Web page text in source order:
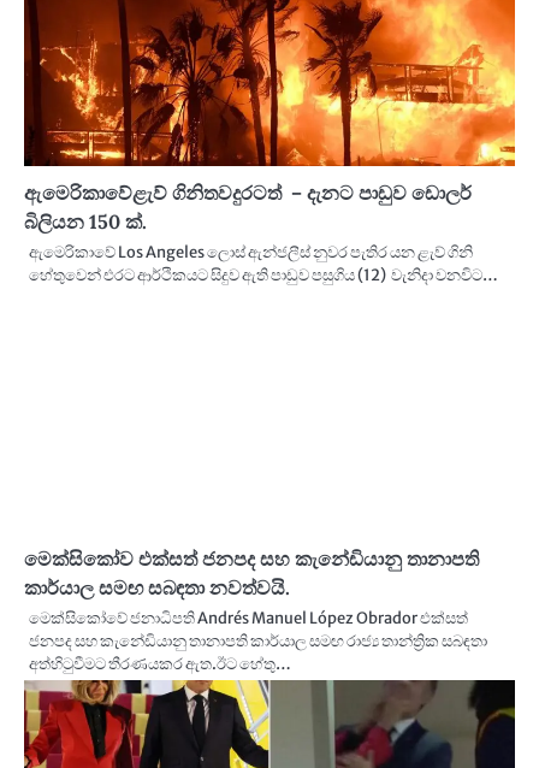
ඇමෙරිකාවේළැව් ගිනිතවදුරටත් – දැනට පාඩුව ඩොලර්
බිලියන 150 ක්.
ඇමෙරිකාවේ Los Angeles ලොස් ඇන්ජලීස් නුවර පැතිර යන ළැව් ගිනි
හේතුවෙන් එරට ආර්ථිකයට සිදුව ඇති පාඩුව පසුගිය (12) වැනිදා වනවිට…
මෙක්සිකෝව එක්සත් ජනපද සහ කැනේඩියානු තානාපති
කාර්යාල සමඟ සබඳතා නවත්වයි.
මෙක්සිකෝවේ ජනාධිපති Andrés Manuel López Obrador එක්සත්
ජනපද සහ කැනේඩියානු තානාපති කාර්යාල සමඟ රාජ්‍ය තාන්ත්‍රික සබඳතා
අත්හිටුවීමට තීරණයකර ඇත.ඊට හේතු…